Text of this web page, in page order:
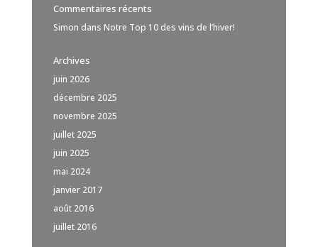
Commentaires récents
Simon dans Notre Top 10 des vins de l’hiver!
Archives
juin 2026
décembre 2025
novembre 2025
juillet 2025
juin 2025
mai 2024
janvier 2017
août 2016
juillet 2016